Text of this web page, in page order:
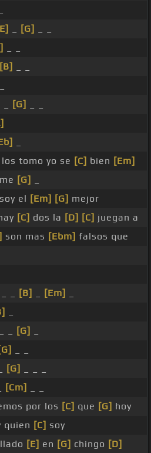
[G]
[B]
[G]
los tomo yo se [C] bien [Em]
[G]
el [Em] [G] mejor
[C] dos la [D] [C] juegan a
son mas [Ebm] falsos que
[B] [Em]
[G]
[G]
[G]
[Cm]
por los [C] que [G] hoy
quien [C] soy
[E] en [G] chingo [D]